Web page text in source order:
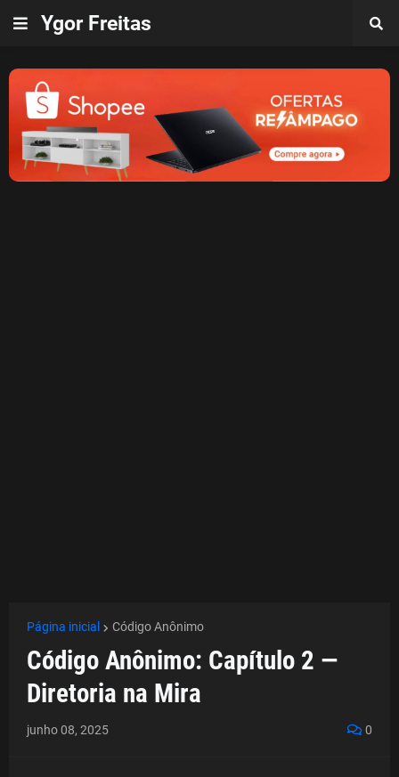
Ygor Freitas
Página inicial Código Anônimo
Código Anônimo: Capítulo 2 —
Diretoria na Mira
junho 08, 2025 0